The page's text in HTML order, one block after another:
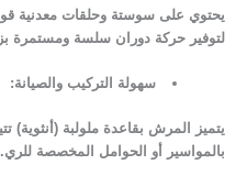
يحتوي على سوستة وحلقات معدنية
لتوفير حركة دوران سلسة ومستمرة
سهولة التركيب والصيانة:
يتميز المرش بقاعدة ملولبة (أنثوية)
بالمواسير أو الحوامل المخصصة للري.